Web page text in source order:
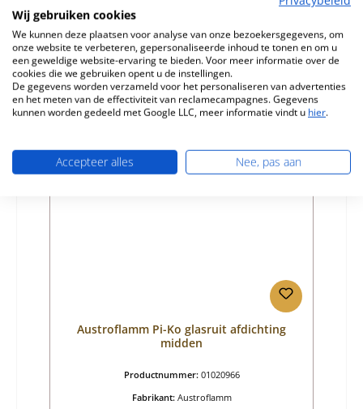
Fabrikant:
Normale prijs:
€ 27,75
Levertijd ca. 9-10 weken
Details
Austroflamm Pi-Ko glasruit afdichting
midden
Productnummer: 01020966
Fabrikant: Austroflamm
Wij gebruiken cookies
We kunnen deze plaatsen voor analyse van onze bezoekersgegevens, om
onze website te verbeteren, gepersonaliseerde inhoud te tonen en om u
een geweldige website-ervaring te bieden. Voor meer informatie over de
cookies die we gebruiken opent u de instellingen.
De gegevens worden verzameld voor het personaliseren van advertenties
en het meten van de effectiviteit van reclamecampagnes. Gegevens
kunnen worden gedeeld met Google LLC, meer informatie vindt u hier.
Accepteer alles Nee, pas aan